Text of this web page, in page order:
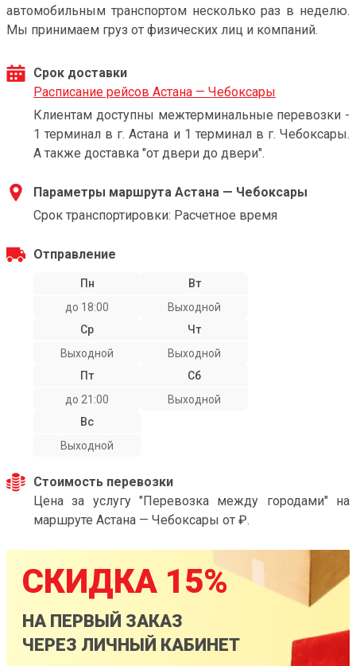
автомобильным транспортом несколько раз в неделю.
Мы принимаем груз от физических лиц и компаний.
Срок доставки
Расписание рейсов Астана — Чебоксары
Клиентам доступны межтерминальные перевозки -
1 терминал в г. Астана и 1 терминал в г. Чебоксары.
А также доставка "от двери до двери".
Параметры маршрута Астана — Чебоксары
Срок транспортировки: Расчетное время
Отправление
Пн
до 18:00
Вт
Выходной
Ср
Выходной
Чт
Выходной
Пт
до 21:00
Сб
Выходной
Вс
Выходной
Стоимость перевозки
Цена за услугу "Перевозка между городами" на
маршруте Астана — Чебоксары от ₽.
СКИДКА 15%
НА ПЕРВЫЙ ЗАКАЗ
ЧЕРЕЗ ЛИЧНЫЙ КАБИНЕТ